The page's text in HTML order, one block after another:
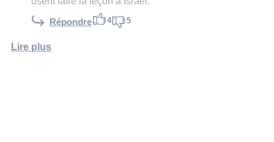
Répondre 4 5
Lire plus